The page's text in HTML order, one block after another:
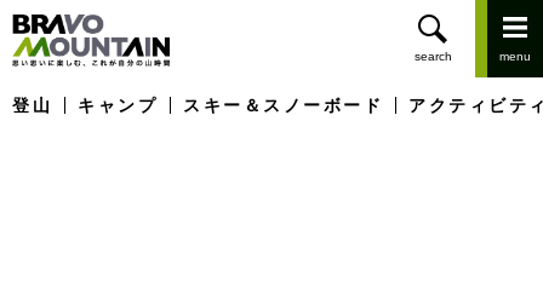
登山 キャンプ スキー＆スノーボード アクティビテ